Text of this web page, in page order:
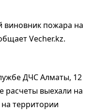
виновник пожара на
Vecher.kz.
ДЧС Алматы, 12
расчеты выехали на
территории